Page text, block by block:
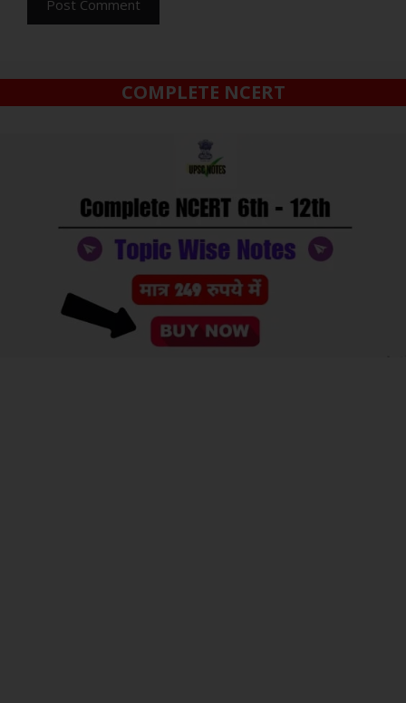
COMPLETE NCERT